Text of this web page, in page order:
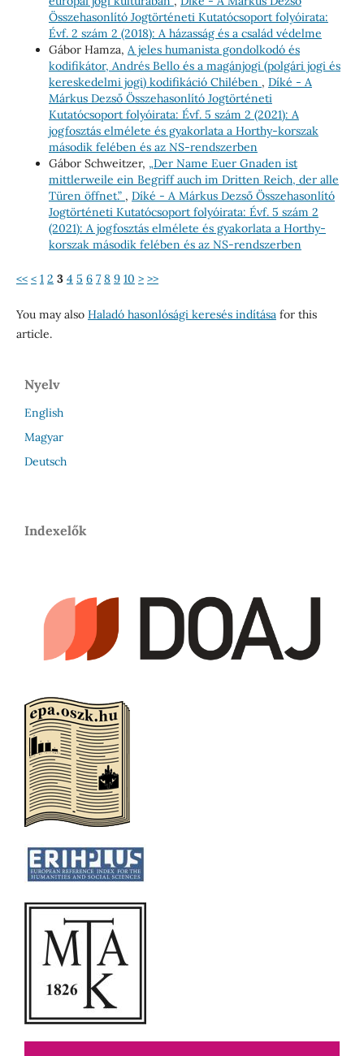
Összehasonlító Jogtörténeti Kutatócsoport folyóirata:
Évf. 2 szám 2 (2018): A házasság és a család védelme
Gábor Hamza, A jeles humanista gondolkodó és
kodifikátor, Andrés Bello és a magánjogi (polgári jogi és
kereskedelmi jogi) kodifikáció Chilében , Díké - A
Márkus Dezső Összehasonlító Jogtörténeti
Kutatócsoport folyóirata: Évf. 5 szám 2 (2021): A
jogfosztás elmélete és gyakorlata a Horthy-korszak
második felében és az NS-rendszerben
Gábor Schweitzer, „Der Name Euer Gnaden ist
mittlerweile ein Begriff auch im Dritten Reich, der alle
Türen öffnet.” , Díké - A Márkus Dezső Összehasonlító
Jogtörténeti Kutatócsoport folyóirata: Évf. 5 szám 2
(2021): A jogfosztás elmélete és gyakorlata a Horthy-
korszak második felében és az NS-rendszerben
<< < 1 2 3 4 5 6 7 8 9 10 > >>
You may also Haladó hasonlósági keresés indításafor this
article.
Nyelv
English
Magyar
Deutsch
Indexelők